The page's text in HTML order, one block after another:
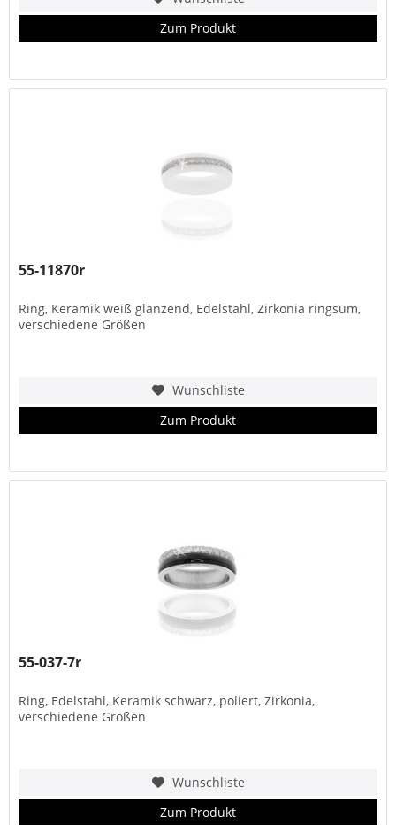
Zum Produkt
55-11870r
Ring, Keramik weiß glänzend, Edelstahl, Zirkonia ringsum,
verschiedene Größen
Wunschliste
Zum Produkt
55-037-7r
Ring, Edelstahl, Keramik schwarz, poliert, Zirkonia,
verschiedene Größen
Wunschliste
Zum Produkt